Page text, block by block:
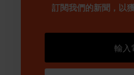
訂閱我們的新聞，以